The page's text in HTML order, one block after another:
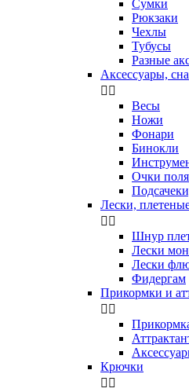
Сумки
Рюкзаки
Чехлы
Тубусы
Разные
Аксессуары,
 
Весы
Ножи
Фонари
Бинокли
Очки
Лески,
 
Шнур
Лески
Лески
Фидергам
Прикормки и
 
Крючки
 